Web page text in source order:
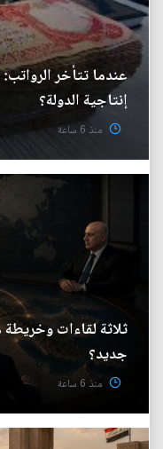
عندما تتأخر
إنتاجية الدولة؟
منذ 6 ساعة
ثلاثة لقاءات
جديد؟
منذ 6 ساعة